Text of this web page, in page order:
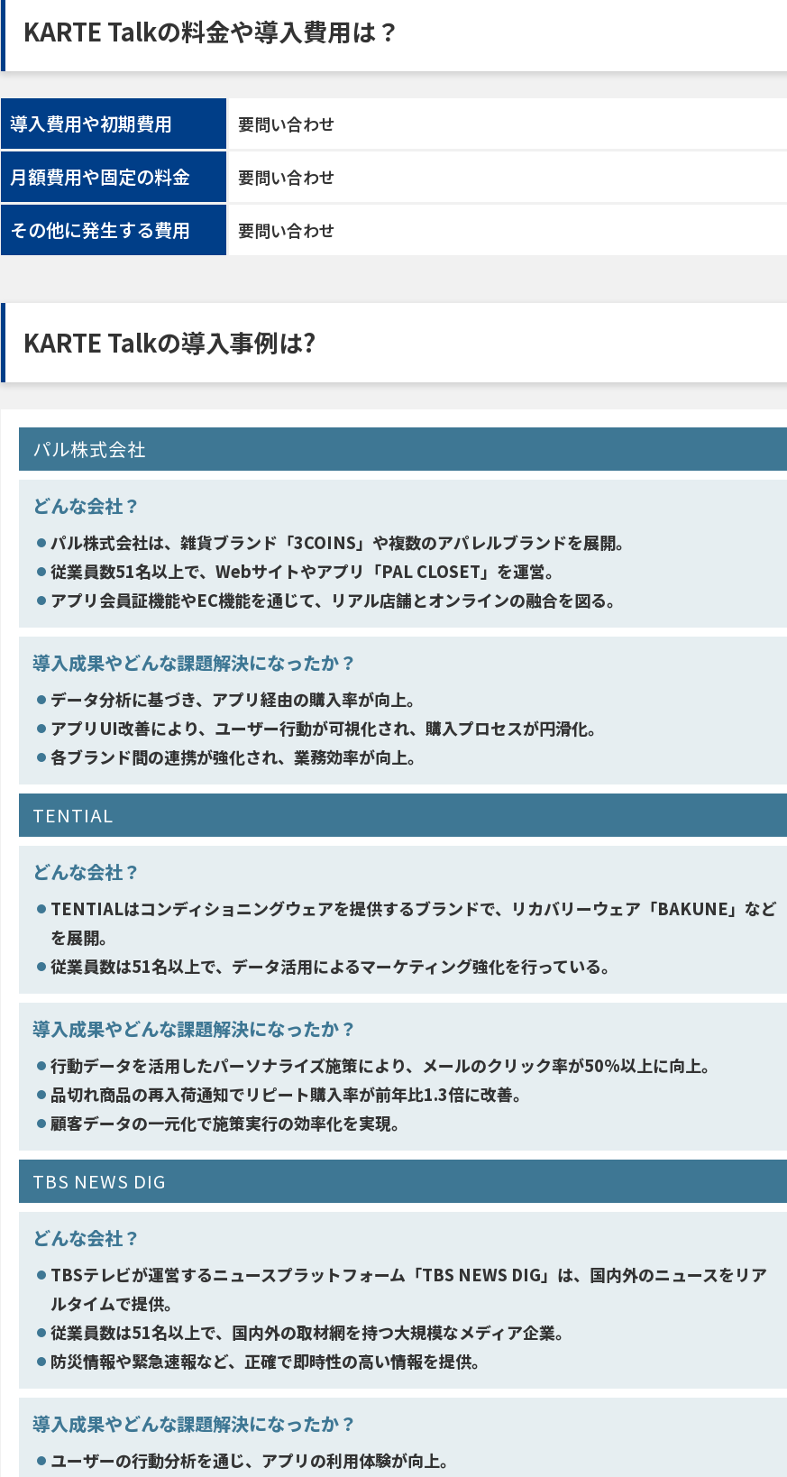
KARTE Talkの料金や導入費用は？
導入費用や初期費用 要問い合わせ
月額費用や固定の料金 要問い合わせ
その他に発生する費用 要問い合わせ
KARTE Talkの導入事例は?
パル株式会社
どんな会社？
パル株式会社は、雑貨ブランド「3COINS」や複数のアパレルブランドを展開。
従業員数51名以上で、Webサイトやアプリ「PAL CLOSET」を運営。
アプリ会員証機能やEC機能を通じて、リアル店舗とオンラインの融合を図る。
導入成果やどんな課題解決になったか？
データ分析に基づき、アプリ経由の購入率が向上。
アプリUI改善により、ユーザー行動が可視化され、購入プロセスが円滑化。
各ブランド間の連携が強化され、業務効率が向上。
TENTIAL
どんな会社？
TENTIALはコンディショニングウェアを提供するブランドで、リカバリーウェア「BAKUNE」など
を展開。
従業員数は51名以上で、データ活用によるマーケティング強化を行っている。
導入成果やどんな課題解決になったか？
行動データを活用したパーソナライズ施策により、メールのクリック率が50%以上に向上。
品切れ商品の再入荷通知でリピート購入率が前年比1.3倍に改善。
顧客データの一元化で施策実行の効率化を実現。
TBS NEWS DIG
どんな会社？
TBSテレビが運営するニュースプラットフォーム「TBS NEWS DIG」は、国内外のニュースをリア
ルタイムで提供。
従業員数は51名以上で、国内外の取材網を持つ大規模なメディア企業。
防災情報や緊急速報など、正確で即時性の高い情報を提供。
導入成果やどんな課題解決になったか？
ユーザーの行動分析を通じ、アプリの利用体験が向上。